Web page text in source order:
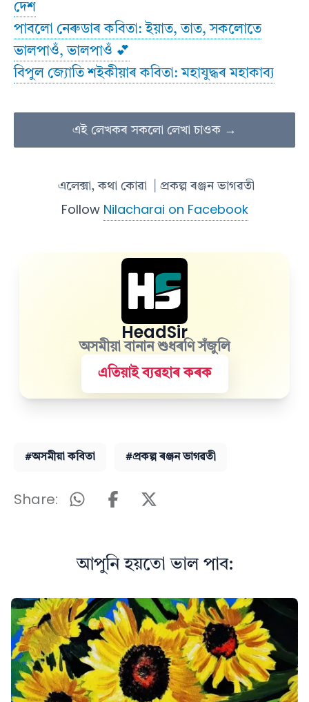
দেশ
পাবলো নেৰুডাৰ কবিতা: ইয়াত, তাত, সকলোতে
ভালপাওঁ, ভালপাওঁ 💕
বিপুল জ্যোতি শইকীয়াৰ কবিতা: মহাযুদ্ধৰ মহাকাব্য
এই লেখকৰ সকলো লেখা চাওক →
এলেক্সা, কথা কোৱা | প্ৰকল্প ৰঞ্জন ভাগৱতী
Follow Nilacharai on Facebook
HeadSir
অসমীয়া বানান শুধৰণি সঁজুলি
এতিয়াই ব্যৱহাৰ কৰক
#অসমীয়া কবিতা #প্ৰকল্প ৰঞ্জন ভাগৱতী
Share:
আপুনি হয়তো ভাল পাব: